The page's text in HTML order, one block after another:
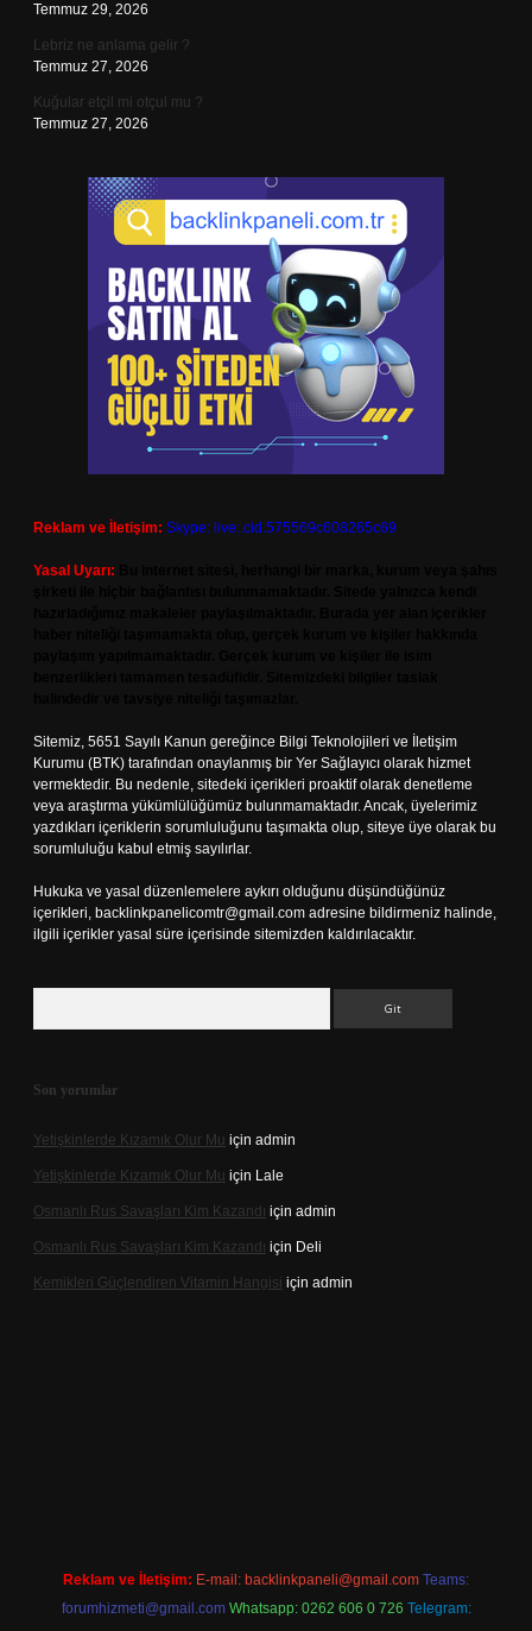
Temmuz 29, 2026
Lebriz ne anlama gelir ?
Temmuz 27, 2026
Kuğular etçil mi otçul mu ?
Temmuz 27, 2026
Reklam ve İletişim: Skype: live:.cid.575569c608265c69
Yasal Uyarı:
Sitemiz, 5651 Sayılı Kanun gereğince Bilgi Teknolojileri ve İletişim
Kurumu (BTK) tarafından onaylanmış bir Yer Sağlayıcı olarak hizmet
vermektedir. Bu nedenle, sitedeki içerikleri proaktif olarak denetleme
veya araştırma yükümlülüğümüz bulunmamaktadır. Ancak, üyelerimiz
yazdıkları içeriklerin sorumluluğunu taşımakta olup, siteye üye olarak bu
sorumluluğu kabul etmiş sayılırlar.
Hukuka ve yasal düzenlemelere aykırı olduğunu düşündüğünüz
içerikleri, backlinkpanelicomtr@gmail.com adresine bildirmeniz halinde,
ilgili içerikler yasal süre içerisinde sitemizden kaldırılacaktır.
Son yorumlar
Yetişkinlerde Kızamık Olur Mu için admin
Yetişkinlerde Kızamık Olur Mu için Lale
Osmanlı Rus Savaşları Kim Kazandı için admin
Osmanlı Rus Savaşları Kim Kazandı için Deli
Kemikleri Güçlendiren Vitamin Hangisi için admin
Reklam ve İletişim: E-mail: backlinkpaneli@gmail.com Teams:
forumhizmeti@gmail.com Whatsapp: 0262 606 0 726 Telegram: